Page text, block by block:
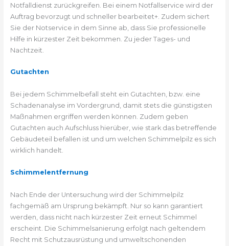
Notfalldienst zurückgreifen. Bei einem Notfallservice wird der
Auftrag bevorzugt und schneller bearbeitet+. Zudem sichert
Sie der Notservice in dem Sinne ab, dass Sie professionelle
Hilfe in kürzester Zeit bekommen. Zu jeder Tages- und
Nachtzeit.
Gutachten
Bei jedem Schimmelbefall steht ein Gutachten, bzw. eine
Schadenanalyse im Vordergrund, damit stets die günstigsten
Maßnahmen ergriffen werden können. Zudem geben
Gutachten auch Aufschluss hierüber, wie stark das betreffende
Gebäudeteil befallen ist und um welchen Schimmelpilz es sich
wirklich handelt.
Schimmelentfernung
Nach Ende der Untersuchung wird der Schimmelpilz
fachgemäß am Ursprung bekämpft. Nur so kann garantiert
werden, dass nicht nach kürzester Zeit erneut Schimmel
erscheint. Die Schimmelsanierung erfolgt nach geltendem
Recht mit Schutzausrüstung und umweltschonenden